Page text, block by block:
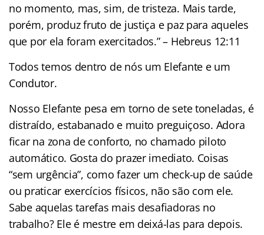
no momento, mas, sim, de tristeza. Mais tarde,
porém, produz fruto de justiça e paz para aqueles
que por ela foram exercitados.” – Hebreus 12:11
Todos temos dentro de nós um Elefante e um
Condutor.
Nosso Elefante pesa em torno de sete toneladas, é
distraído, estabanado e muito preguiçoso. Adora
ficar na zona de conforto, no chamado piloto
automático. Gosta do prazer imediato. Coisas
“sem urgência”, como fazer um check-up de saúde
ou praticar exercícios físicos, não são com ele.
Sabe aquelas tarefas mais desafiadoras no
trabalho? Ele é mestre em deixá-las para depois.